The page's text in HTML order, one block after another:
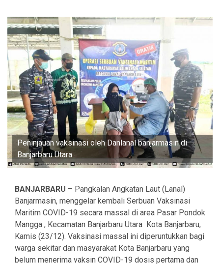
Peninjauan vaksinasi oleh Danlanal banjarmasin di
Banjarbaru Utara
BANJARBARU – Pangkalan Angkatan Laut (Lanal)
Banjarmasin, menggelar kembali Serbuan Vaksinasi
Maritim COVID-19 secara massal di area Pasar Pondok
Mangga , Kecamatan Banjarbaru Utara Kota Banjarbaru,
Kamis (23/12). Vaksinasi massal ini diperuntukkan bagi
warga sekitar dan masyarakat Kota Banjarbaru yang
belum menerima vaksin COVID-19 dosis pertama dan